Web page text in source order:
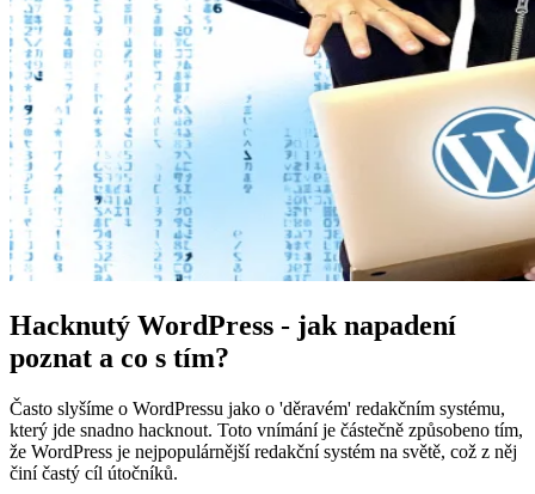
Hacknutý WordPress - jak napadení
poznat a co s tím?
Často slyšíme o WordPressu jako o 'děravém' redakčním systému,
který jde snadno hacknout. Toto vnímání je částečně způsobeno tím,
že WordPress je nejpopulárnější redakční systém na světě, což z něj
činí častý cíl útočníků.